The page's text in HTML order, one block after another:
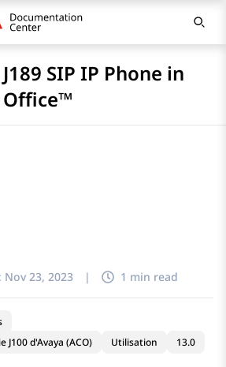
SIP IP Phone in
Office™
PDF
Nov 23, 2023 | 1 min read
J100 d'Avaya (ACO)
Utilisation 13.0